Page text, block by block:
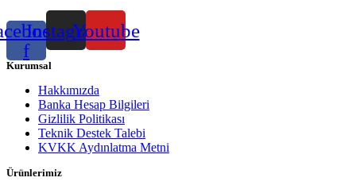
f
InstagramYoutube
Kurumsal
Hakkımızda
Banka Hesap Bilgileri
Gizlilik Politikası
Teknik Destek Talebi
KVKK Aydınlatma Metni
Ürünlerimiz